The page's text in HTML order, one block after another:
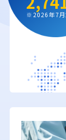
※2026年7月